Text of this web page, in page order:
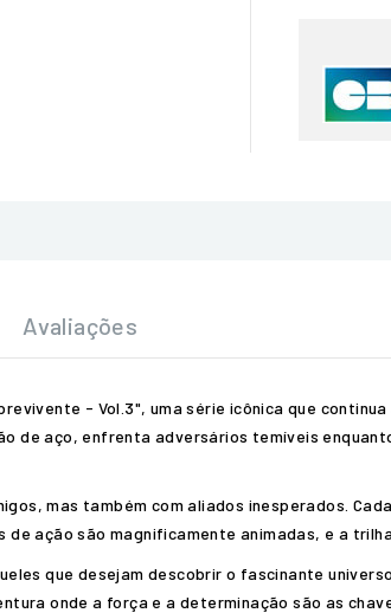
Avaliações
- Vol.3", uma série icônica que
de aço, enfrenta adversários temíveis
mas também com aliados inesperados.
de ação são magnificamente animadas, e a
que desejam descobrir o fascinante
onde a força e a determinação são as